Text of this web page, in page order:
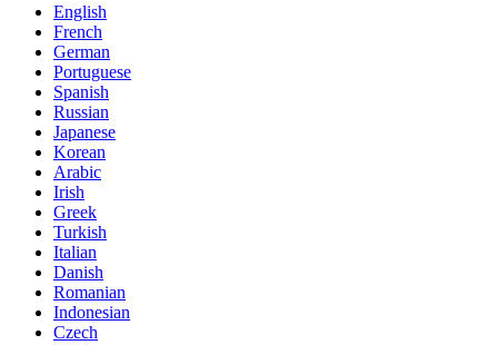
English
French
German
Portuguese
Spanish
Russian
Japanese
Korean
Arabic
Irish
Greek
Turkish
Italian
Danish
Romanian
Indonesian
Czech